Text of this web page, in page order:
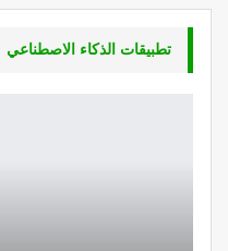
تطبيقات الذكاء الاصطناعي